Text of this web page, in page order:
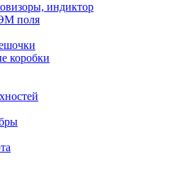
индиктор
поля
коробки